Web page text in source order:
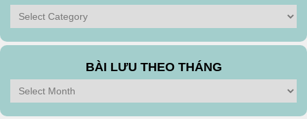
Tìm
theo
Thể
BÀI LƯU THEO THÁNG
Bài
Lưu